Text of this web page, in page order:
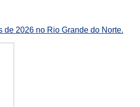
2026 no Rio Grande do Norte.